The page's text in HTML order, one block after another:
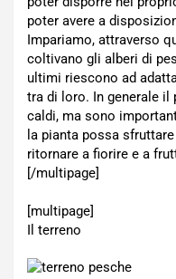
poter avere a
Impariamo, attraverso
coltivano gli alberi di
ultimi riescono ad
tra di loro. In generale
caldi, ma sono
la pianta possa
ritornare a fiorire e a
[/multipage]
[multipage]
Il terreno